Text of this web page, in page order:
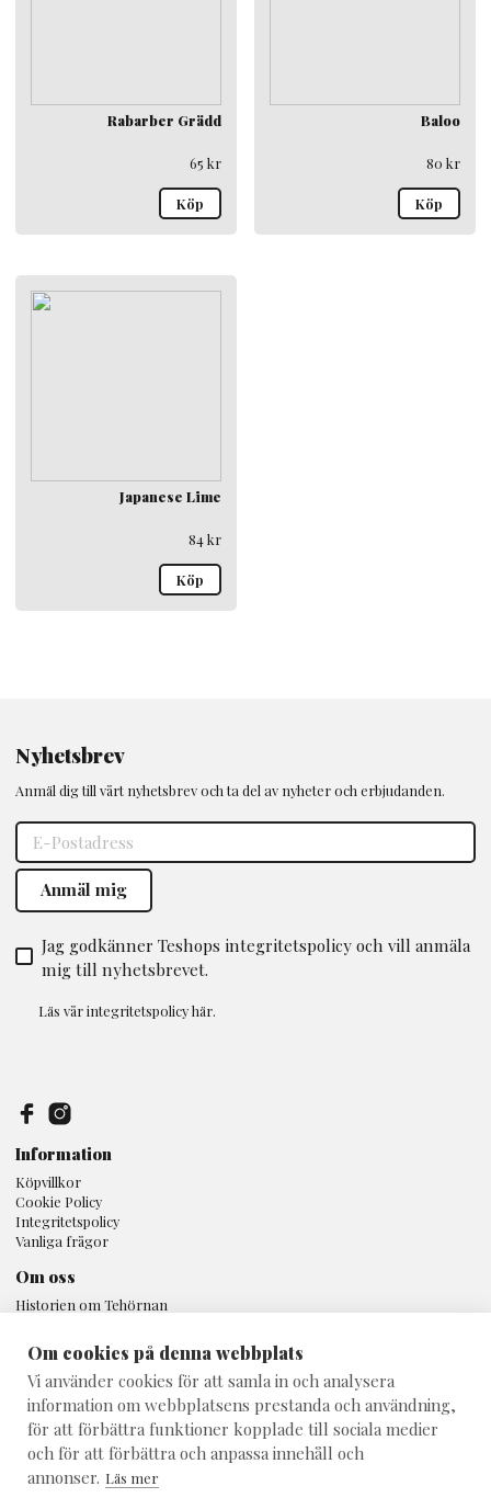
Rabarber Grädd
65 kr
Köp
Baloo
80 kr
Köp
Japanese Lime
84kr
Köp
Nyhetsbrev
Anmäl dig till vårt nyhetsbrev och ta del av nyheter och erbjudanden.
Jag godkänner Teshops integritetspolicy och vill anmäla
mig till nyhetsbrevet.
Läs vårintegritetspolicyhär.
Om oss
Historien om Tehörnan
Kunskap
Inspiration
Information
Köpvillkor
Cookie Policy
Integritetspolicy
Vanliga frågor
Tehörnan Uppsala
Svartbäcksgatan 16A
753 32 Uppsala
018 - 10 80 25
info@teshop.se
Om cookies på denna webbplats
Vi använder cookies för att samla in och analysera
information om webbplatsens prestanda och användning,
för att förbättra funktioner kopplade till sociala medier
och för att förbättra och anpassa innehåll och
annonser. Läs mer